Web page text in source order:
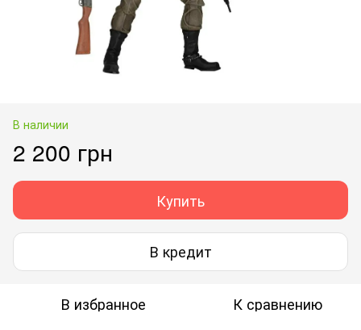
В наличии
2 200 грн
Купить
В кредит
В избранное К сравнению